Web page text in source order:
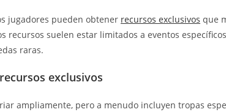
jugadores pueden obtener recursos exclusivos que
recursos suelen estar limitados a eventos
raras.
exclusivos
ampliamente, pero a menudo incluyen tropas